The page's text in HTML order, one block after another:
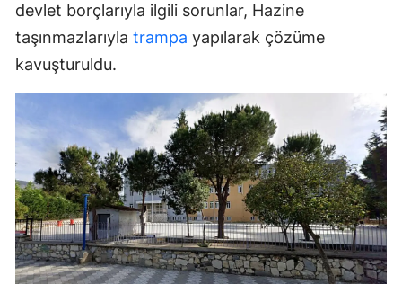
devlet borçlarıyla ilgili sorunlar, Hazine
taşınmazlarıyla trampa yapılarak çözüme
kavuşturuldu.